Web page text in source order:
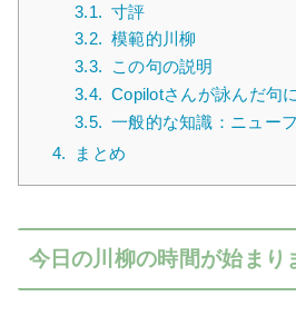
3.1. 寸評
3.2. 模範的川柳
3.3.
この句の説明
3.4. Copilotさんが詠んだ句
3.5. 一般的な知識：ニュー
4.
まとめ
今日の川柳の時間が始まり